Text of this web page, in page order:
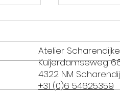
Atelier Scharendijke:
Kuijerdamseweg
4322 NM
+31 (0)6 54625359